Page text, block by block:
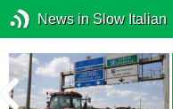
News in Slow Italian